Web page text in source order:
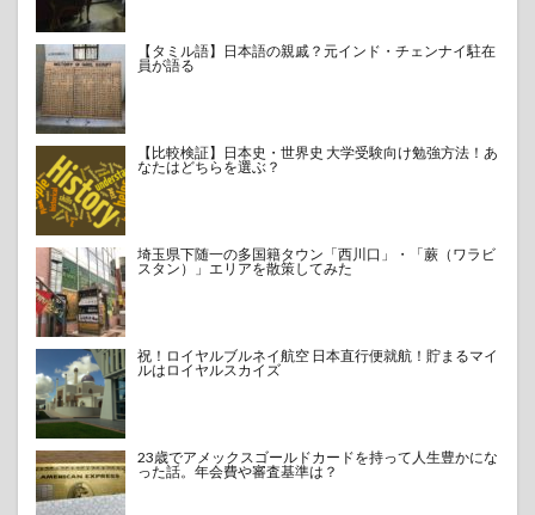
【タミル語】日本語の親戚？元インド・チェンナイ駐在
員が語る
【比較検証】日本史・世界史 大学受験向け勉強方法！あ
なたはどちらを選ぶ？
埼玉県下随一の多国籍タウン「西川口」・「蕨（ワラビ
スタン）」エリアを散策してみた
祝！ロイヤルブルネイ航空 日本直行便就航！貯まるマイ
ルはロイヤルスカイズ
23歳でアメックスゴールドカードを持って人生豊かにな
った話。年会費や審査基準は？